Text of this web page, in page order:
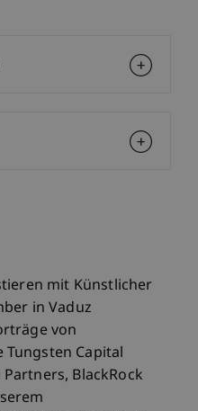
mit Künstlicher
in Vaduz
von
Capital
BlackRock